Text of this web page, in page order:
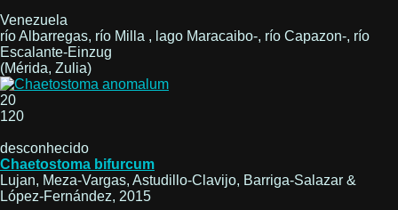
Venezuela
río Albarregas, río Milla , lago Maracaibo-, río Capazon-, río
Escalante-Einzug
(Mérida, Zulia)
20
120
desconhecido
Chaetostoma bifurcum
Lujan, Meza-Vargas, Astudillo-Clavijo, Barriga-Salazar &
López-Fernández, 2015